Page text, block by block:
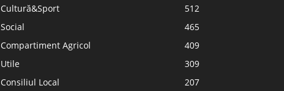
Cultură&Sport
512
Social
465
Compartiment Agricol
409
Utile
309
Consiliul Local
207